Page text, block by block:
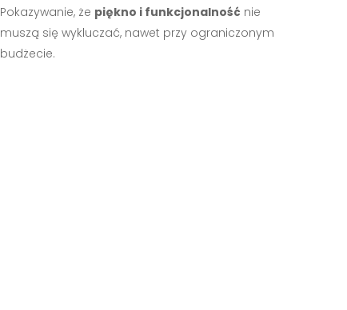
Pokazywanie, że piękno i funkcjonalność nie
muszą się wykluczać, nawet przy ograniczonym
budżecie.